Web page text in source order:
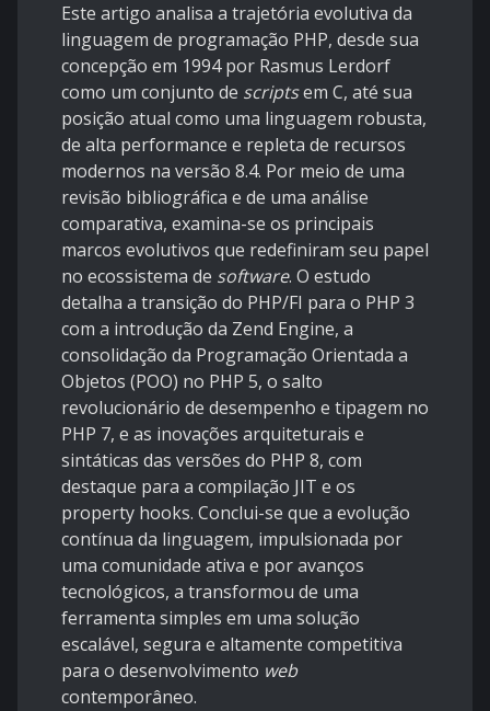
Este artigo analisa a trajetória evolutiva da
linguagem de programação PHP, desde sua
concepção em 1994 por Rasmus Lerdorf
como um conjunto de scriptsem C, até sua
posição atual como uma linguagem robusta,
de alta performance e repleta de recursos
modernos na versão 8.4. Por meio de uma
revisão bibliográfica e de uma análise
comparativa, examina-se os principais
marcos evolutivos que redefiniram seu papel
no ecossistema de software. O estudo
detalha a transição do PHP/FI para o PHP 3
com a introdução da Zend Engine, a
consolidação da Programação Orientada a
Objetos (POO) no PHP 5, o salto
revolucionário de desempenho e tipagem no
PHP 7, e as inovações arquiteturais e
sintáticas das versões do PHP 8, com
destaque para a compilação JIT e os
property hooks. Conclui-se que a evolução
contínua da linguagem, impulsionada por
uma comunidade ativa e por avanços
tecnológicos, a transformou de uma
ferramenta simples em uma solução
escalável, segura e altamente competitiva
para o desenvolvimento web
contemporâneo.